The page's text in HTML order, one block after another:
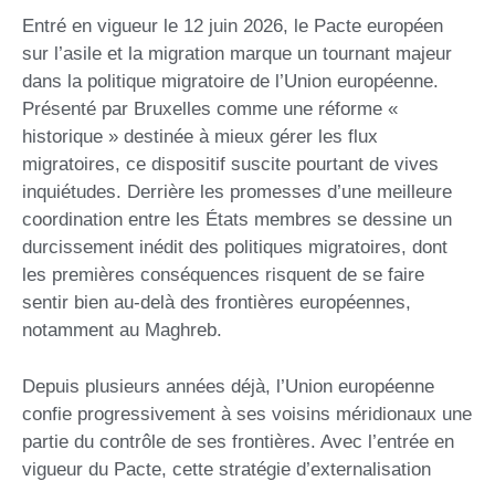
Entré en vigueur le 12 juin 2026, le Pacte européen
sur l’asile et la migration marque un tournant majeur
dans la politique migratoire de l’Union européenne.
Présenté par Bruxelles comme une réforme «
historique » destinée à mieux gérer les flux
migratoires, ce dispositif suscite pourtant de vives
inquiétudes. Derrière les promesses d’une meilleure
coordination entre les États membres se dessine un
durcissement inédit des politiques migratoires, dont
les premières conséquences risquent de se faire
sentir bien au-delà des frontières européennes,
notamment au Maghreb.
Depuis plusieurs années déjà, l’Union européenne
confie progressivement à ses voisins méridionaux une
partie du contrôle de ses frontières. Avec l’entrée en
vigueur du Pacte, cette stratégie d’externalisation